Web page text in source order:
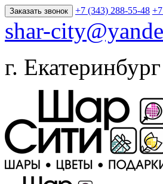
Заказать звонок +7 (343) 288-55-48
shar-
г.